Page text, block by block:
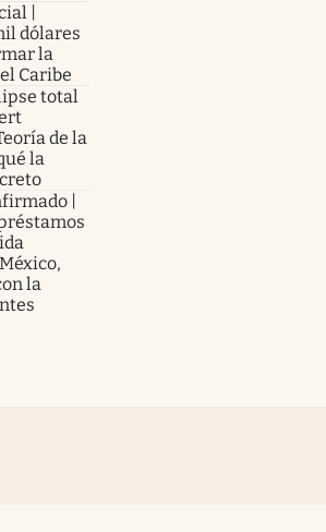
|
dólares
la
Caribe
total
de la
la
|
la